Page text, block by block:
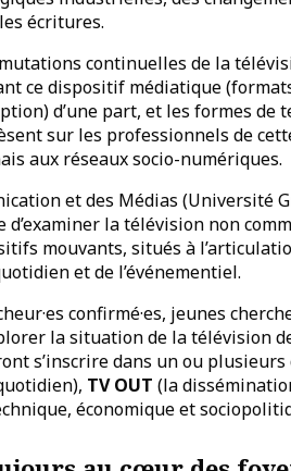
écritures.
continuelles de la
ce dispositif médiatique
d’une part, et les formes de
sur les professionnels de
aux réseaux socio-numériques.
et des Médias (Université
la télévision non
mouvants, situés à
et de l’événementiel.
confirmé·es, jeunes
la situation de la télévision
s’inscrire dans un ou plusieurs
TV OUT (la
économique et